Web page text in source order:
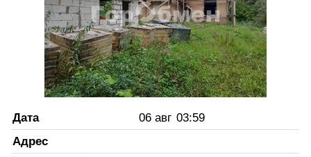
Дата 06 авг 03:59
Адрес